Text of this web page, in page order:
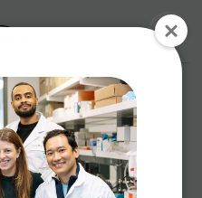
2022